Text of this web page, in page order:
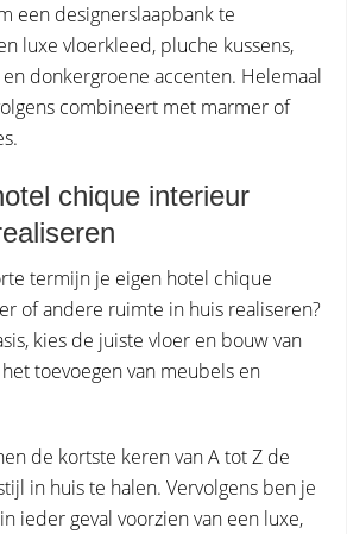
een designerslaapbank te
luxe vloerkleed, pluche kussens,
donkergroene accenten. Helemaal
combineert met marmer of
chique interieur
termijn je eigen hotel chique
of andere ruimte in huis realiseren?
kies de juiste vloer en bouw van
toevoegen van meubels en
de kortste keren van A tot Z de
in huis te halen. Vervolgens ben je
ieder geval voorzien van een luxe,